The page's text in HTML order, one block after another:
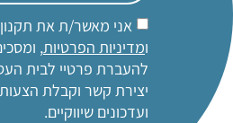
אני מאשר/ת את
ומדיניות הפרטיות,
להעברת פרטיי לבית
יצירת קשר וקבלת הצעות
ועדכונים שיווקיים.